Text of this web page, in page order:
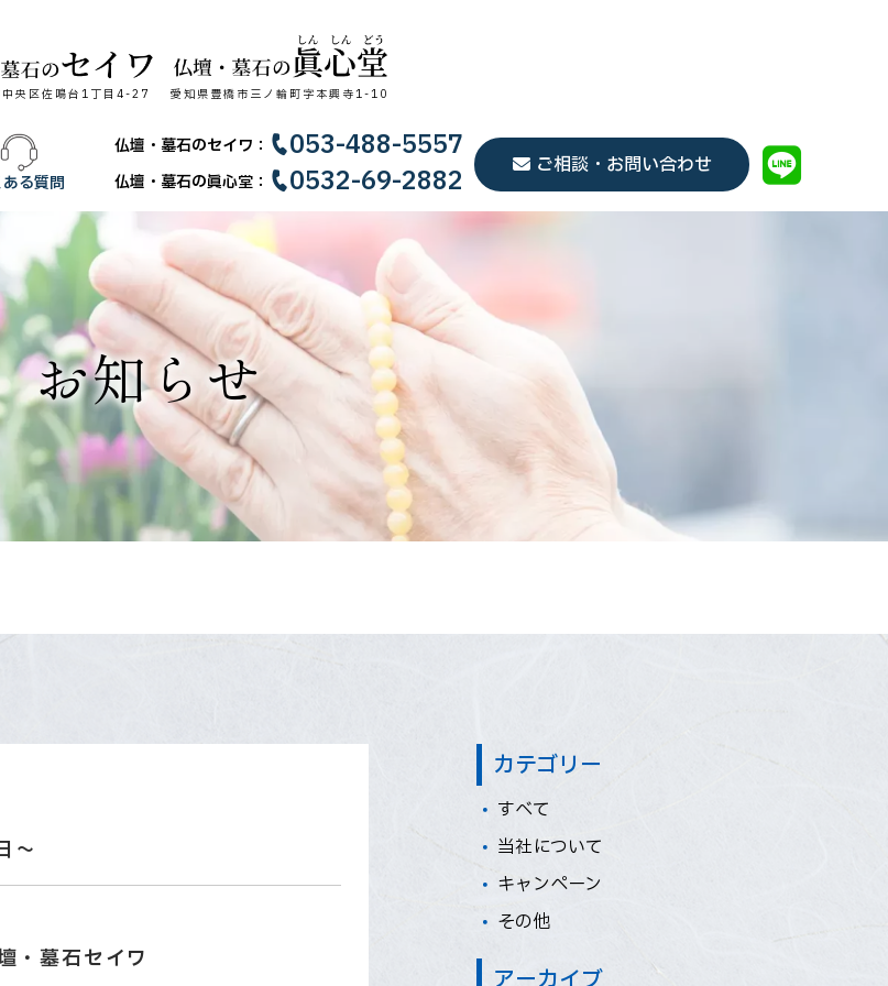
中央区佐鳴台1丁目4-27 愛知県豊橋市三ノ輪町字本興寺1-10
る質問
仏壇・墓石のセイワ： 053-488-5557
仏壇・墓石の眞心堂： 0532-69-2882 ご相談・お問い合わせ
～
墓石セイワ
カテゴリー
すべて
当社について
キャンペーン
その他